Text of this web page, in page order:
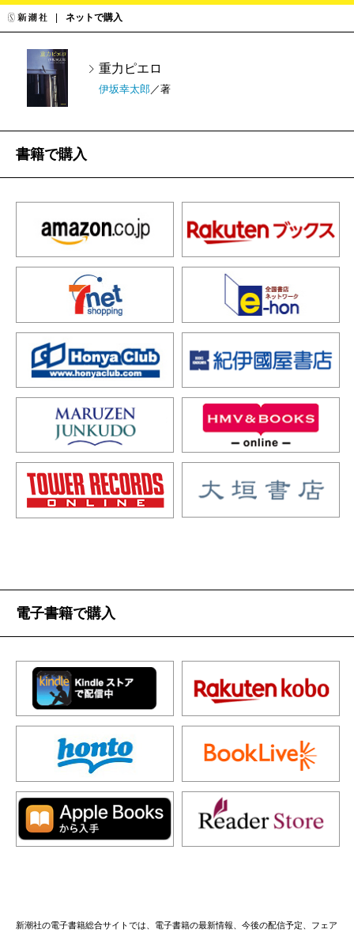
ネットで購入
重力ピエロ
伊坂幸太郎 ／著
書籍で購入
電子書籍で購入
新潮社の電子書籍総合サイトでは、電子書籍の最新情報、今後の配信予定、フェア